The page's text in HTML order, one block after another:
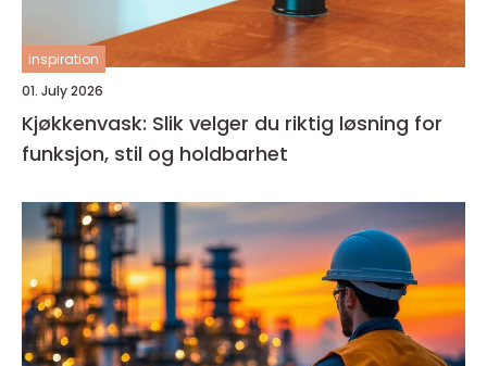
inspiration
01. July 2026
Kjøkkenvask: Slik velger du riktig løsning for
funksjon, stil og holdbarhet